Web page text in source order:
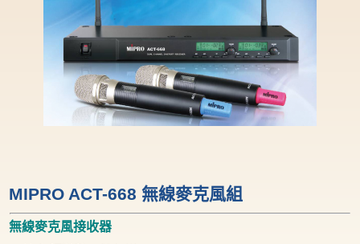
MIPRO ACT-668 無線麥克風組
無線麥克風接收器